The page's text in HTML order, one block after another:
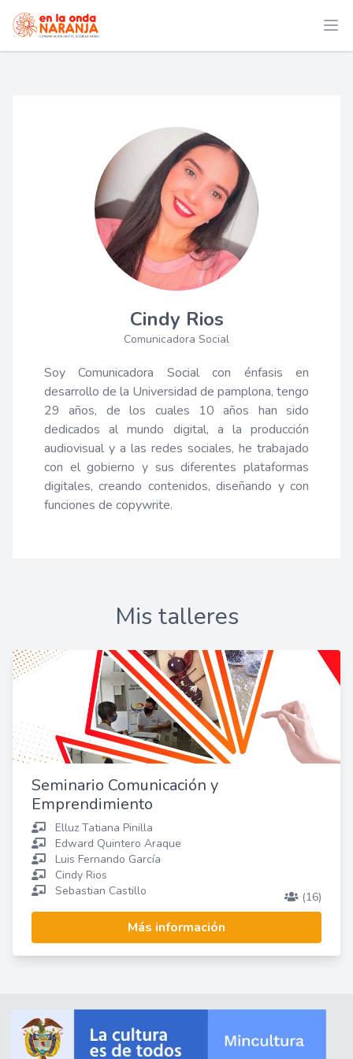
Cindy Rios
Comunicadora Social
Soy Comunicadora Social con énfasis en
desarrollo de la Universidad de pamplona, tengo
29 años, de los cuales 10 años han sido
dedicados al mundo digital, a la producción
audiovisual y a las redes sociales, he trabajado
con el gobierno y sus diferentes plataformas
digitales, creando contenidos, diseñando y con
funciones de copywrite.
Mis talleres
Seminario Comunicación y
Emprendimiento
Elluz Tatiana Pinilla
Edward Quintero Araque
Luis Fernando García
Cindy Rios
Sebastian Castillo
(16)
Más información